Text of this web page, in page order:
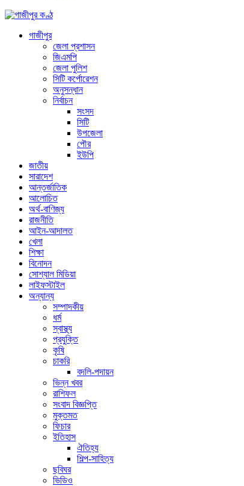
গাজীপুর
জেলা প্রশাসন
জিএমপি
জেলা পুলিশ
সিটি কর্পোরেশন
অনুসন্ধান
নির্বাচন
সংসদ
সিটি
উপজেলা
পৌর
ইউপি
জাতীয়
সারাদেশ
আন্তর্জাতিক
আলোচিত
অর্থ-বাণিজ্য
রাজনীতি
আইন-আদালত
খেলা
শিক্ষা
বিনোদন
সোশ্যাল মিডিয়া
লাইফস্টাইল
অন্যান্য
সম্পাদকীয়
ধর্ম
স্বাস্থ্য
প্রযুক্তি
কৃষি
চাকরি
বদলি-পদায়ন
ভিন্ন খবর
রাশিফল
সংবাদ বিজ্ঞপ্তি
মুক্তমত
ফিচার
ইতিহাস
ঐতিহ্য
শিল্প-সাহিত্য
ছবিঘর
ভিডিও